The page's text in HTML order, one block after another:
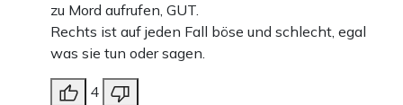
zu Mord aufrufen, GUT.
Rechts ist auf jeden Fall böse und schlecht, egal
was sie tun oder sagen.
4